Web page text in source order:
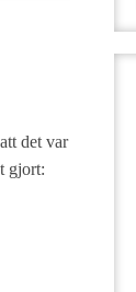
det var
gjort: